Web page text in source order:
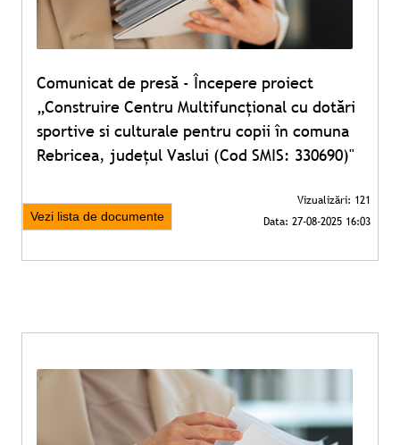
Comunicat de presă - Începere proiect
„Construire Centru Multifuncțional cu dotări
sportive si culturale pentru copii în comuna
Rebricea, județul Vaslui (Cod SMIS: 330690)"
Vezi lista de documente